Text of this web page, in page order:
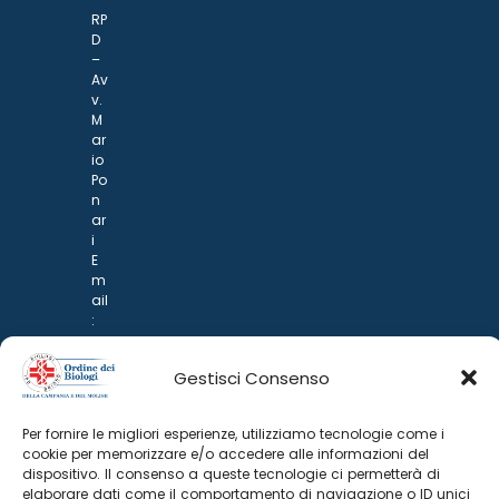
Gestisci Consenso
Per fornire le migliori esperienze, utilizziamo tecnologie come i
cookie per memorizzare e/o accedere alle informazioni del
dispositivo. Il consenso a queste tecnologie ci permetterà di
elaborare dati come il comportamento di navigazione o ID unici
RP
D
–
Av
v.
M
ar
io
Po
n
ar
i
E
m
ail
:
rp
d
@
p
n
ar
i.it